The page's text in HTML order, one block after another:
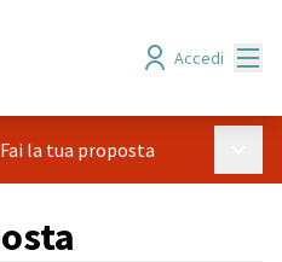
Accedi
Fai la tua proposta